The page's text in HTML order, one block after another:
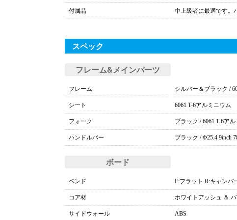
付属品 中上級者に最適です。
スペック
フレーム&メインパーツ
フレーム シルバー＆ブラック /
シート 6061 T-6アルミニウム
フォーク ブラック / 6061 T-6ア
ハンドルバー ブラック / Φ25.4 9inch
ボード
ベンド F:フラット R:キャンバ
コア材 ホワイトアッシュ ＆
サイドウォール ABS